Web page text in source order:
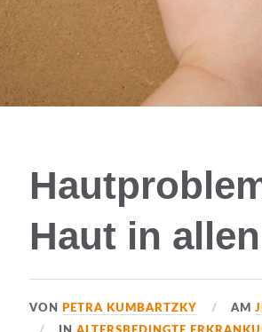
Haut in
VON PETRA KUMBARTZKY AM